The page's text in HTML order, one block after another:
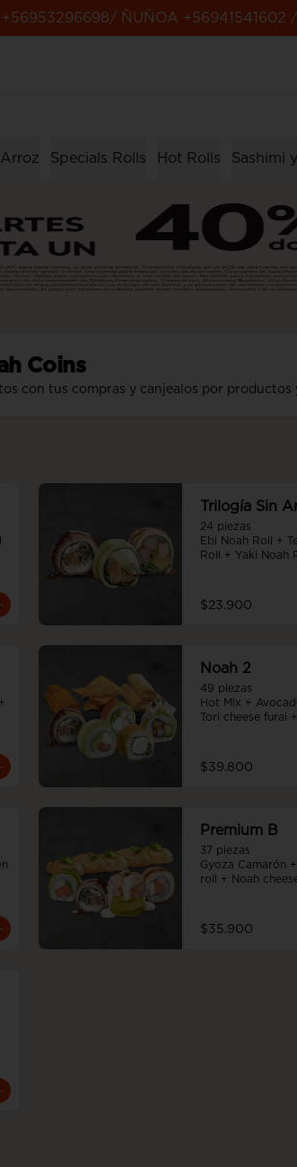
+56953296698/ ÑUÑOA
Specials Rolls Hot Rolls Sashimi
Coins
con tus compras y canjealos por productos
Trilogía Sin
24 piezas
Ebi Noah Roll +
Roll + Yaki Noah
$23.900
Noah 2
49 piezas
Hot Mix +
Tori cheese furai
$39.800
Premium B
37 piezas
Gyoza Camarón
roll + Noah
$35.900